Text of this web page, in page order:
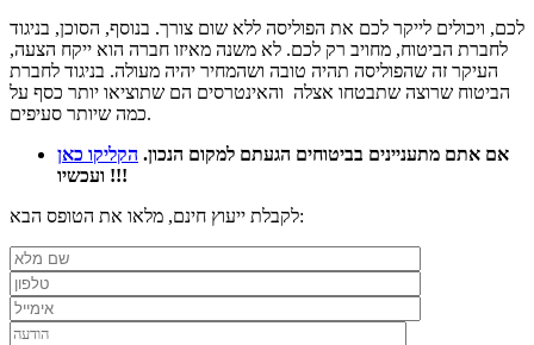
לכם, ויכולים לייקר לכם את הפוליסה ללא שום צורך. בנוסף, הסוכן, בניגוד
לחברת הביטוח, מחויב רק לכם. לא משנה מאיזו חברה הוא ייקח הצעה,
העיקר זה שהפוליסה תהיה טובה ושהמחיר יהיה מעולה. בניגוד לחברת
הביטוח שרוצה שתבטחו אצלה והאינטרסים הם שתוציאו יותר כסף על
כמה שיותר סעיפים.
אם אתם מתעניינים בביטוחים הגעתם למקום הנכון. הקליקו כאן
ועכשיו !!!
לקבלת ייעוץ חינם, מלאו את הטופס הבא: